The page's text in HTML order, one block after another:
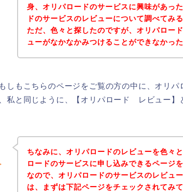
身、オリパロードのサービスに興味があっ
ドのサービスのレビューについて調べてみ
ただ、色々と探したのですが、オリパロー
ューがなかなかみつけることができなかった
しもこちらのページをご覧の方の中に、オリ
私と同じように、【オリパロード レビュー】
ちなみに、オリパロードのレビューを色々
ロードのサービスに申し込みできるページ
なので、オリパロードのサービスのレビュ
は、まずは下記ページをチェックされてみ